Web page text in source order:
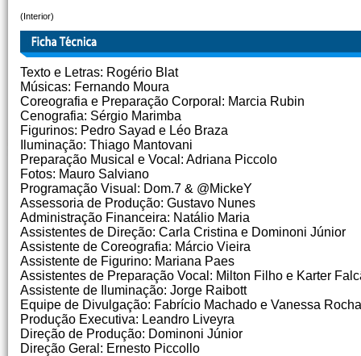
(Interior)
Texto e Letras: Rogério Blat
Músicas: Fernando Moura
Coreografia e Preparação Corporal: Marcia Rubin
Cenografia: Sérgio Marimba
Figurinos: Pedro Sayad e Léo Braza
Iluminação: Thiago Mantovani
Preparação Musical e Vocal: Adriana Piccolo
Fotos: Mauro Salviano
Programação Visual: Dom.7 & @MickeY
Assessoria de Produção: Gustavo Nunes
Administração Financeira: Natálio Maria
Assistentes de Direção: Carla Cristina e Dominoni Júnior
Assistente de Coreografia: Márcio Vieira
Assistente de Figurino: Mariana Paes
Assistentes de Preparação Vocal: Milton Filho e Karter
Assistente de Iluminação: Jorge Raibott
Equipe de Divulgação: Fabrício Machado e Vanessa Rocha
Produção Executiva: Leandro Liveyra
Direção de Produção: Dominoni Júnior
Direção Geral: Ernesto Piccollo